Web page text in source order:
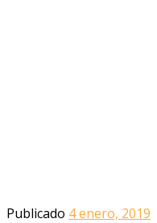
Publicado 4 enero, 2019